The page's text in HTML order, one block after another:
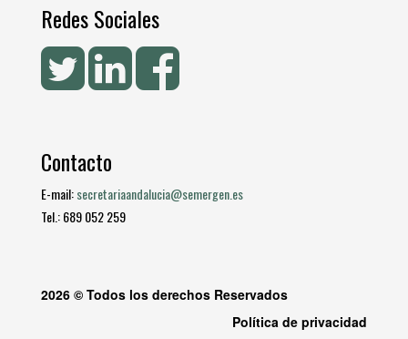
Redes Sociales
Contacto
E-mail:secretariaandalucia@semergen.es
Tel.: 689 052 259
2026 © Todos los derechos Reservados
Política de privacidad